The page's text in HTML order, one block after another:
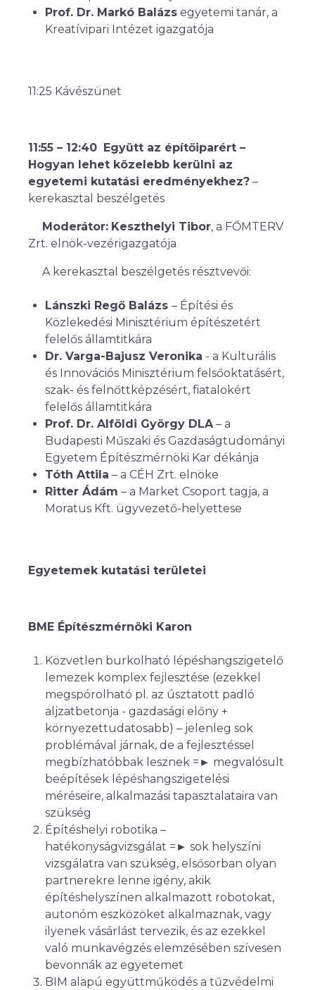
Prof. Dr. Markó Balázs egyetemi tanár, a
Kreatívipari Intézet igazgatója
11:25 Kávészünet
11:55 – 12:40 Együtt az építőiparért –
Hogyan lehet közelebb kerülni az
egyetemi kutatási eredményekhez? –
kerekasztal beszélgetés
Moderátor: Keszthelyi Tibor, a FŐMTERV
Zrt. elnök-vezérigazgatója
A kerekasztal beszélgetés résztvevői:
Lánszki Regő Balázs – Építési és
Közlekedési Minisztérium építészetért
felelős államtitkára
Dr. Varga-Bajusz Veronika - a Kulturális
és Innovációs Minisztérium felsőoktatásért,
szak- és felnőttképzésért, fiatalokért
felelős államtitkára
Prof. Dr. Alföldi György DLA – a
Budapesti Műszaki és Gazdaságtudományi
Egyetem Építészmérnöki Kar dékánja
Tóth Attila – a CÉH Zrt. elnöke
Ritter Ádám – a Market Csoport tagja, a
Moratus Kft. ügyvezető-helyettese
Egyetemek kutatási területei
BME Építészmérnöki Karon
Közvetlen burkolható lépéshangszigetelő
lemezek komplex fejlesztése (ezekkel
megspórolható pl. az úsztatott padló
aljzatbetonja - gazdasági előny +
környezettudatosabb) – jelenleg sok
problémával járnak, de a fejlesztéssel
megbízhatóbbak lesznek =► megvalósult
beépítések lépéshangszigetelési
méréseire, alkalmazási tapasztalataira van
szükség
Építéshelyi robotika –
hatékonyságvizsgálat =► sok helyszíni
vizsgálatra van szükség, elsősorban olyan
partnerekre lenne igény, akik
építéshelyszínen alkalmazott robotokat,
autonóm eszközöket alkalmaznak, vagy
ilyenek vásárlást tervezik, és az ezekkel
való munkavégzés elemzésében szívesen
bevonnák az egyetemet
BIM alapú együttműködés a tűzvédelmi